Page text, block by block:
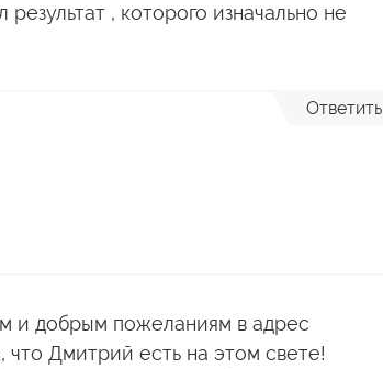
, которого изначально не
Ответить
и добрым пожеланиям в адрес
Дмитрий есть на этом свете!